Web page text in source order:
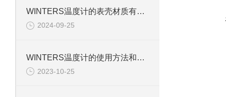
WINTERS温度计的表壳材质有哪些选择
2024-09-25
WINTERS温度计的使用方法和注意事项
2023-10-25